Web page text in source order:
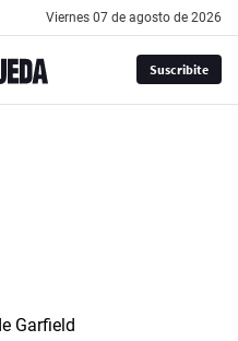
viernes 07 de agosto de 2026
Suscribite